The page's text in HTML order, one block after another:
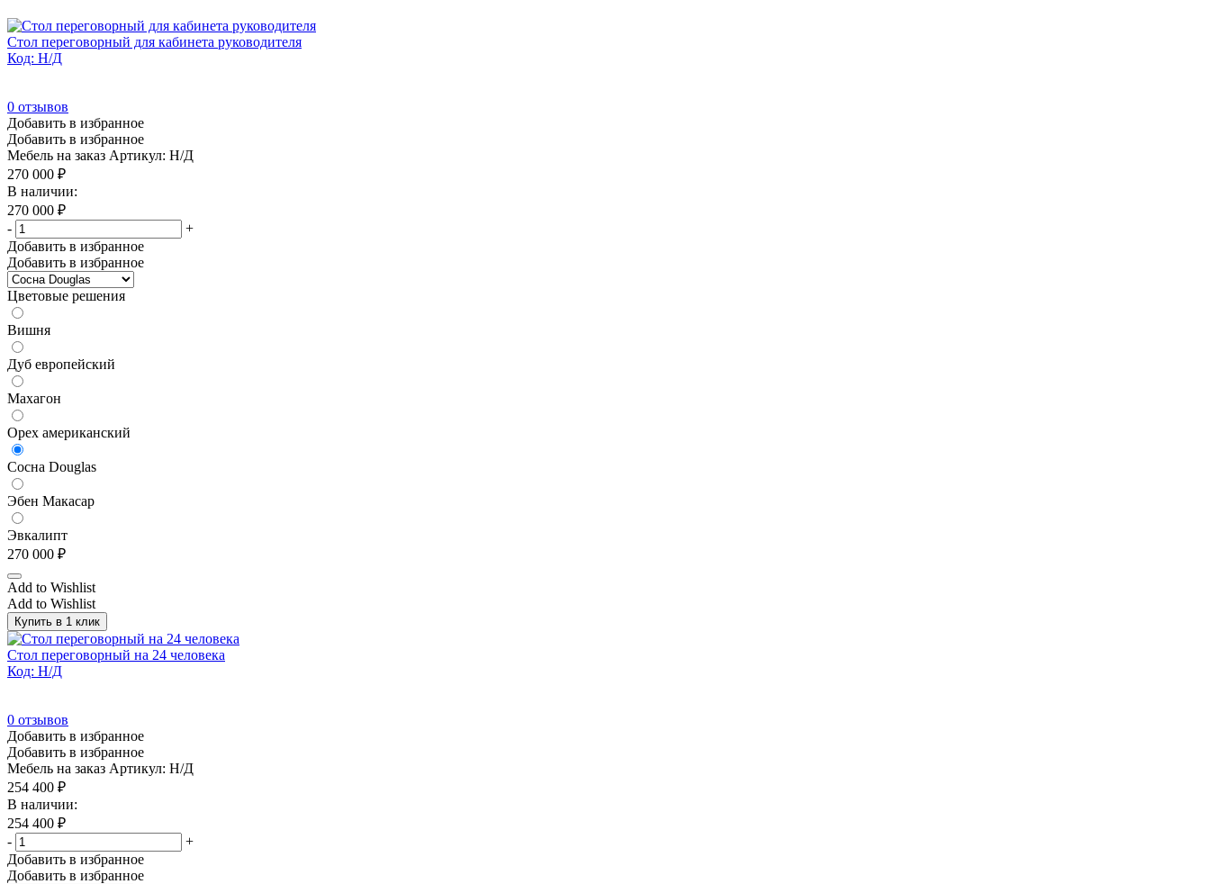
Стол переговорный для кабинета руководителя
Код: Н/Д
0 отзывов
Добавить в избранное
Добавить в избранное
Мебель на заказ Артикул: Н/Д
270 000 ₽
В наличии:
270 000 ₽
-
+
Добавить в избранное
Добавить в избранное
Цветовые решения
Вишня
Дуб европейский
Махагон
Орех американский
Сосна Douglas
Эбен Макасар
Эвкалипт
270 000 ₽
Add to Wishlist
Add to Wishlist
Купить в 1 клик
Стол переговорный на 24 человека
Код: Н/Д
0 отзывов
Добавить в избранное
Добавить в избранное
Мебель на заказ Артикул: Н/Д
254 400 ₽
В наличии:
254 400 ₽
-
+
Добавить в избранное
Добавить в избранное